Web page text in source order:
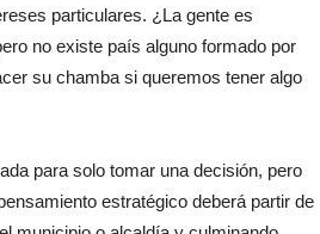
particulares. ¿La gente es
no existe país alguno formado por
su chamba si queremos tener algo
para solo tomar una decisión, pero
estratégico deberá partir de